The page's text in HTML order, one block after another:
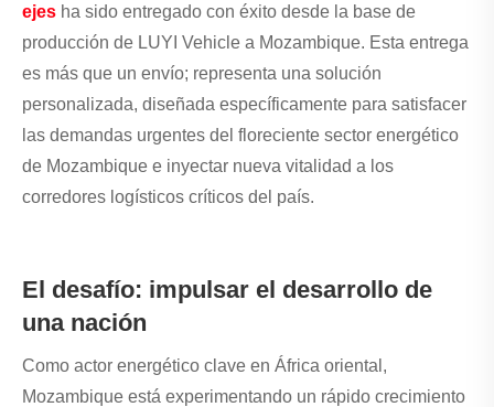
ejes ha sido entregado con éxito desde la base de
producción de LUYI Vehicle a Mozambique. Esta entrega
es más que un envío; representa una solución
personalizada, diseñada específicamente para satisfacer
las demandas urgentes del floreciente sector energético
de Mozambique e inyectar nueva vitalidad a los
corredores logísticos críticos del país.
El desafío: impulsar el desarrollo de
una nación
Como actor energético clave en África oriental,
Mozambique está experimentando un rápido crecimiento